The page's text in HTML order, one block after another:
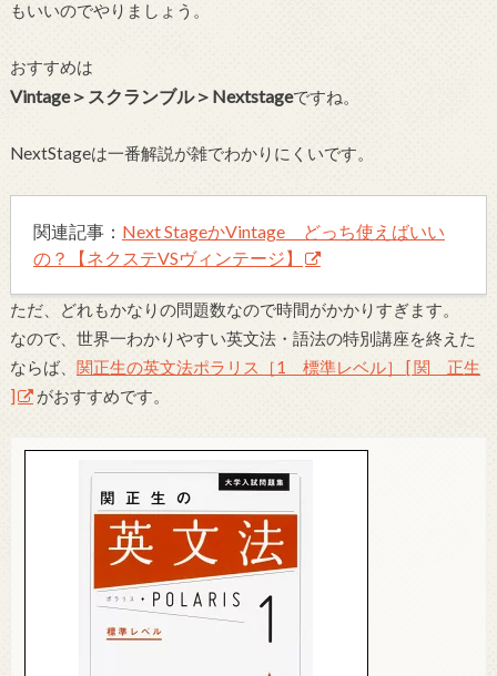
もいいのでやりましょう。
おすすめは
Vintage＞スクランブル＞Nextstageですね。
NextStageは一番解説が雑でわかりにくいです。
関連記事： Next StageかVintage どっち使えばいい
の？【ネクステVSヴィンテージ】
ただ、どれもかなりの問題数なので時間がかかりすぎます。
なので、世界一わかりやすい英文法・語法の特別講座を終えた
ならば、 関正生の英文法ポラリス［1 標準レベル］ [ 関 正生
]
がおすすめです。